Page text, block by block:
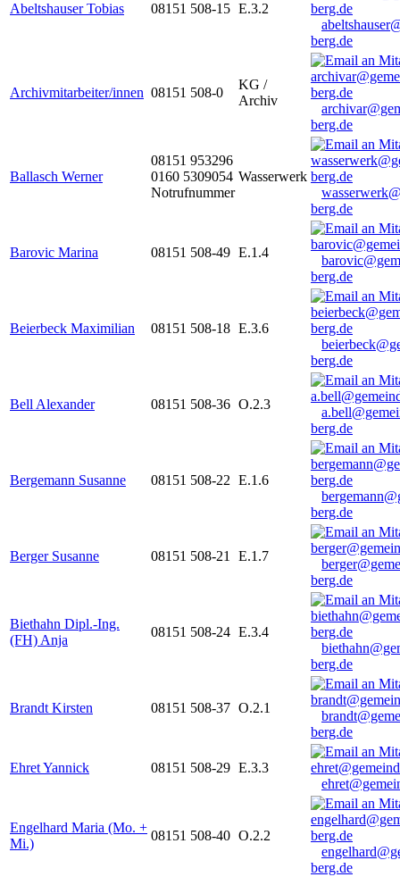
Abeltshauser Tobias 08151 508-15 E.3.2
berg.de
Archivmitarbeiter/innen 08151 508-0
KG /
Archiv
berg.de
Ballasch Werner
08151 953296
0160 5309054
Notrufnummer
Wasserwerk
berg.de
Barovic Marina 08151 508-49 E.1.4
berg.de
Beierbeck Maximilian 08151 508-18 E.3.6
berg.de
Bell Alexander 08151 508-36 O.2.3
berg.de
Bergemann Susanne 08151 508-22 E.1.6
berg.de
Berger Susanne 08151 508-21 E.1.7
berg.de
Biethahn Dipl.-Ing.
(FH) Anja
08151 508-24 E.3.4
berg.de
Brandt Kirsten 08151 508-37 O.2.1
berg.de
Ehret Yannick 08151 508-29 E.3.3
Engelhard Maria (Mo. +
Mi.)
08151 508-40 O.2.2
berg.de